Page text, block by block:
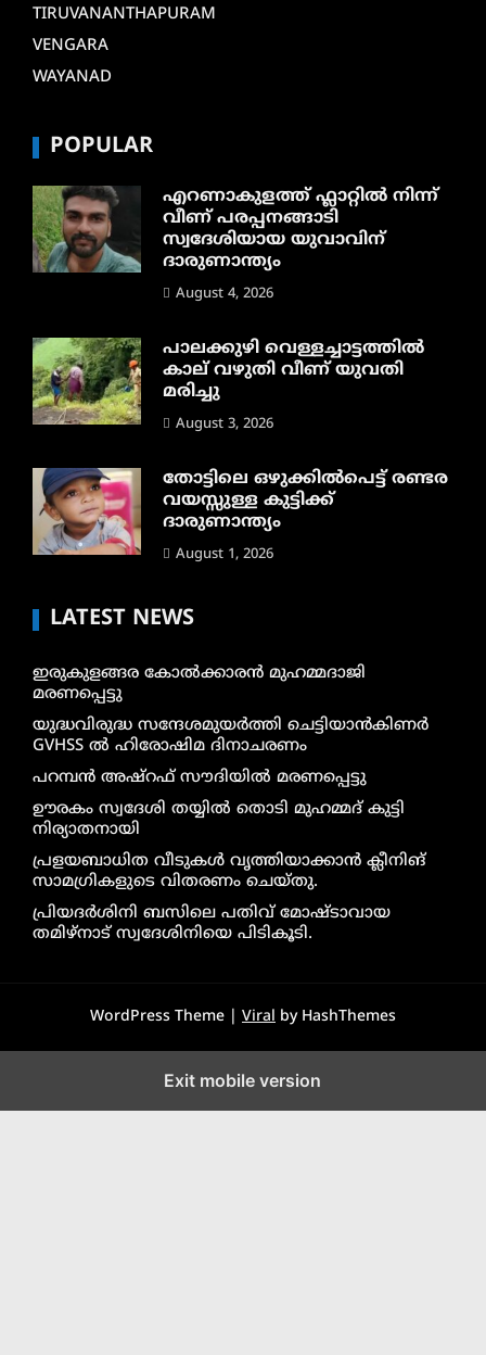
TIRUVANANTHAPURAM
VENGARA
WAYANAD
POPULAR
എറണാകുളത്ത് ഫ്ലാറ്റിൽ നിന്ന്
വീണ് പരപ്പനങ്ങാടി
സ്വദേശിയായ യുവാവിന്
ദാരുണാന്ത്യം
August 4, 2026
പാലക്കുഴി വെള്ളച്ചാട്ടത്തില്‍
കാല് വഴുതി വീണ് യുവതി
മരിച്ചു
August 3, 2026
തോട്ടിലെ ഒഴുക്കിൽപെട്ട് രണ്ടര
വയസ്സുള്ള കുട്ടിക്ക്
ദാരുണാന്ത്യം
August 1, 2026
LATEST NEWS
ഇരുകുളങ്ങര കോൽക്കാരൻ മുഹമ്മദാജി
മരണപ്പെട്ടു
യുദ്ധവിരുദ്ധ സന്ദേശമുയർത്തി ചെട്ടിയാൻകിണർ
GVHSS ൽ ഹിരോഷിമ ദിനാചരണം
പറമ്പൻ അഷ്‌റഫ് സൗദിയിൽ മരണപ്പെട്ടു
ഊരകം സ്വദേശി തയ്യിൽ തൊടി മുഹമ്മദ് കുട്ടി
നിര്യാതനായി
പ്രളയബാധിത വീടുകൾ വൃത്തിയാക്കാൻ ക്ലീനിങ്
സാമഗ്രികളുടെ വിതരണം ചെയ്തു.
പ്രിയദർശിനി ബസിലെ പതിവ് മോഷ്ടാവായ
തമിഴ്നാട് സ്വദേശിനിയെ പിടികൂടി.
WordPress Theme | Viral by HashThemes
Exit mobile version